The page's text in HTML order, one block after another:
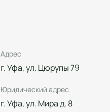
Адрес
г. Уфа, ул. Цюрупы 79
Юридический адрес
г. Уфа, ул. Мира д. 8